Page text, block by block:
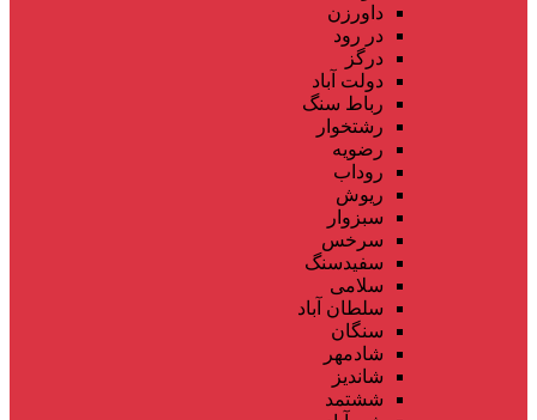
داورزن
در رود
درگز
دولت آباد
رباط سنگ
رشتخوار
رضویه
روداب
ریوش
سبزوار
سرخس
سفیدسنگ
سلامی
سلطان آباد
سنگان
شادمهر
شاندیز
ششتمد